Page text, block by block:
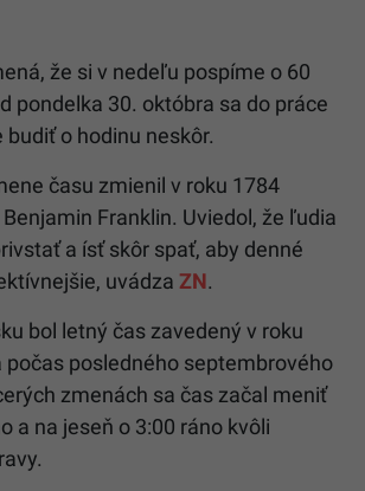
že si v nedeľu pospíme o 60
pondelka 30. októbra sa do práce
budiť o hodinu neskôr.
času zmienil v roku 1784
Franklin. Uviedol, že ľudia
a ísť skôr spať, aby denné
uvádza ZN.
bol letný čas zavedený v roku
počas posledného septembrového
zmenách sa čas začal meniť
a na jeseň o 3:00 ráno kvôli